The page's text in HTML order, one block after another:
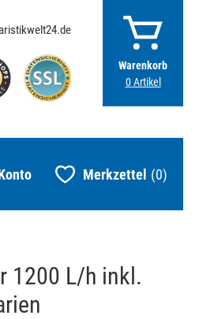
Warenkorb
0 Artikel
Merkzettel 0
1200 L/h inkl.